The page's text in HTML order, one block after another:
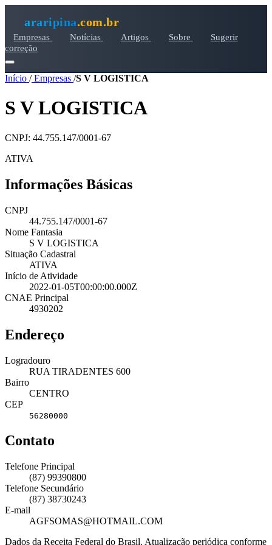
araripina.com.br
Empresas Notícias Artigos Sobre
Sugerir
correção
Início /Empresas /S V LOGISTICA
S V LOGISTICA
CNPJ: 44.755.147/0001-67
ATIVA
Informações Básicas
CNPJ
44.755.147/0001-67
Nome Fantasia
S V LOGISTICA
Situação Cadastral
ATIVA
Início de Atividade
2022-01-05T00:00:00.000Z
CNAE Principal
4930202
Endereço
Logradouro
RUA TIRADENTES 600
Bairro
CENTRO
CEP
56280000
Contato
Telefone Principal
(87) 99390800
Telefone Secundário
(87) 38730243
E-mail
AGFSOMAS@HOTMAIL.COM
Dados da Receita Federal do Brasil. Atualização periódica conforme